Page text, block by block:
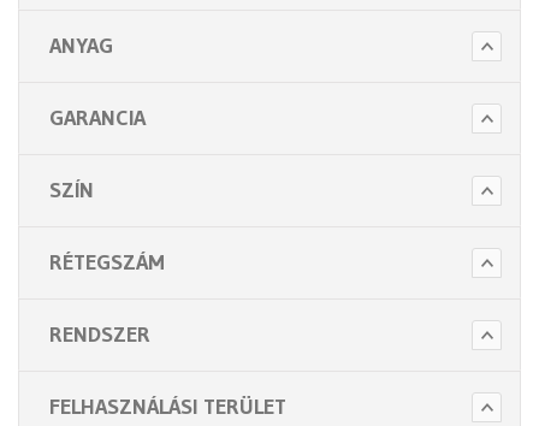
- Intim betét gyűjtők
- Toalett papírok
ANYAG
GARANCIA
SZÍN
RÉTEGSZÁM
RENDSZER
FELHASZNÁLÁSI TERÜLET